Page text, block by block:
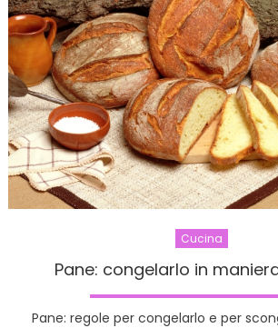
Cucina
Pane: congelarlo in
Pane: regole per congelarlo e per